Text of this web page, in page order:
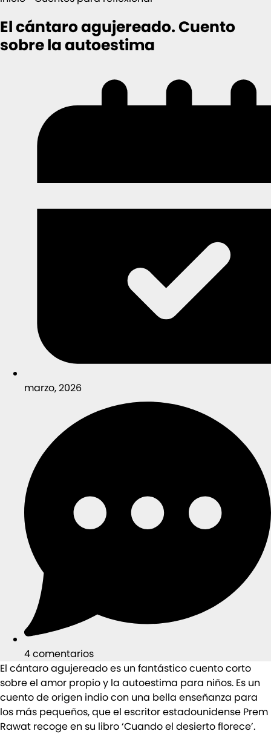
El cántaro agujereado. Cuento
sobre la autoestima
marzo, 2026
4 comentarios
El cántaro agujereado es un fantástico cuento corto
sobre el amor propio y la autoestima para niños. Es un
cuento de origen indio con una bella enseñanza para
los más pequeños, que el escritor estadounidense Prem
Rawat recoge en su libro ‘Cuando el desierto florece’.